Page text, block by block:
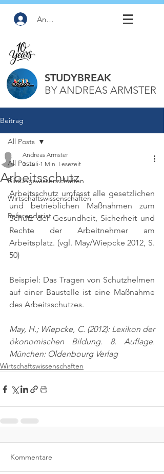
Anmelden
STUDYBREAK
BY ANDREAS ARMSTER
Beitrag
All Posts
Bildungswissenschaften
Wirtschaftswissenschaften
Referendariat
All Posts
Arbeitsschutz
Andreas Armster
3. Juli 1 Min. Lesezeit
Arbeitsschutz umfasst alle gesetzlichen
und betrieblichen Maßnahmen zum
Schutz der Gesundheit, Sicherheit und
Rechte der Arbeitnehmer am
Arbeitsplatz. (vgl. May/Wiepcke 2012, S.
50)
Beispiel: Das Tragen von Schutzhelmen
auf einer Baustelle ist eine Maßnahme
des Arbeitsschutzes.
May, H.; Wiepcke, C. (2012): Lexikon der
ökonomischen Bildung. 8. Auflage.
München: Oldenbourg Verlag
Wirtschaftswissenschaften
Kommentare